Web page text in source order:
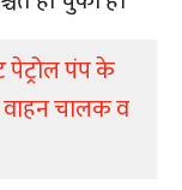
पंप के
चालक व